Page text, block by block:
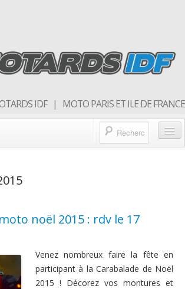
IDF | MOTO PARIS ET ILE DE FRANCE
noël 2015 : rdv le 17
Venez nombreux faire la fête en
participant à la Carabalade de Noël
2015 ! Décorez vos montures et